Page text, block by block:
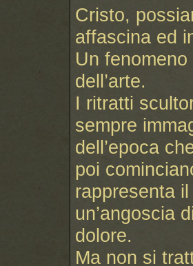
Cristo,
affascina ed
Un
dell’arte.
I ritratti
sempre
dell’epoca
poi
rappresenta
un’angoscia
dolore.
Ma non si